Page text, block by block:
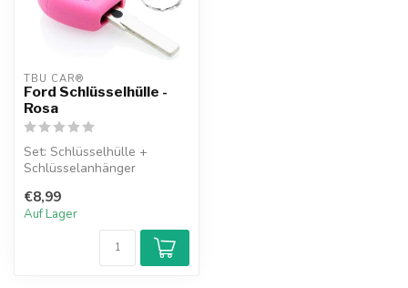
TBU CAR®
Ford Schlüsselhülle -
Rosa
Set: Schlüsselhülle +
Schlüsselanhänger
€8,99
Auf Lager